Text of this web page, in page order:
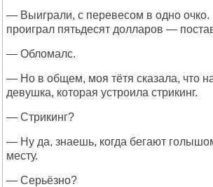
— Выиграли, с перевесом в одно очко.
проиграл пятьдесят долларов —
— Обломалс.
— Но в общем, моя тётя сказала, что
девушка, которая устроила стрикинг.
— Стрикинг?
— Ну да, знаешь, когда бегают
месту.
— Серьёзно?